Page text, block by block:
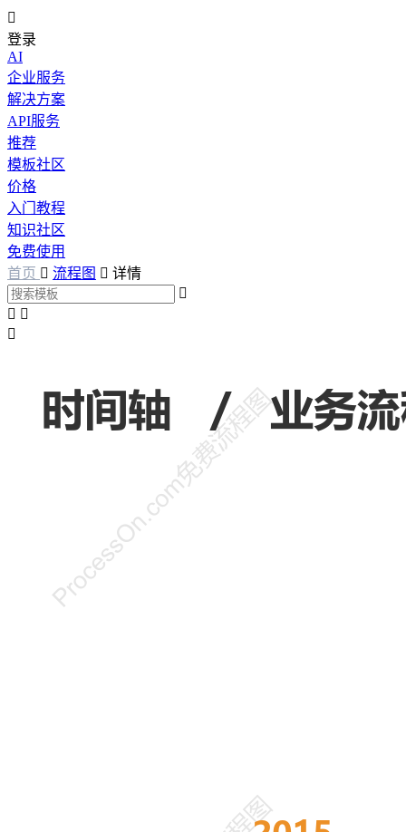

登录
AI
企业服务
解决方案
API服务
推荐
模板社区
价格
入门教程
知识社区
免费使用
首页  流程图  详情

 
